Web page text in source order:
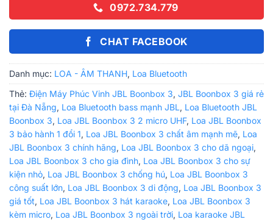
0972.734.779
CHAT FACEBOOK
Danh mục: LOA - ÂM THANH, Loa Bluetooth
Thẻ: Điện Máy Phúc Vinh JBL Boonbox 3, JBL Boonbox 3 giá rẻ
tại Đà Nẵng, Loa Bluetooth bass mạnh JBL, Loa Bluetooth JBL
Boonbox 3, Loa JBL Boonbox 3 2 micro UHF, Loa JBL Boonbox
3 bảo hành 1 đổi 1, Loa JBL Boonbox 3 chất âm mạnh mẽ, Loa
JBL Boonbox 3 chính hãng, Loa JBL Boonbox 3 cho dã ngoại,
Loa JBL Boonbox 3 cho gia đình, Loa JBL Boonbox 3 cho sự
kiện nhỏ, Loa JBL Boonbox 3 chống hú, Loa JBL Boonbox 3
công suất lớn, Loa JBL Boonbox 3 di động, Loa JBL Boonbox 3
giá tốt, Loa JBL Boonbox 3 hát karaoke, Loa JBL Boonbox 3
kèm micro, Loa JBL Boonbox 3 ngoài trời, Loa karaoke JBL